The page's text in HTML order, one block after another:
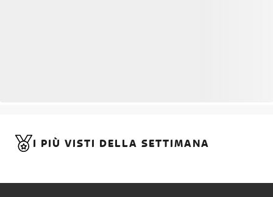
I PIÙ VISTI DELLA SETTIMANA